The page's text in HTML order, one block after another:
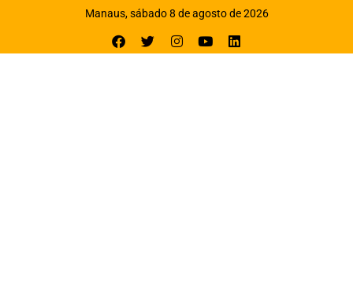
Manaus, sábado 8 de agosto de 2026